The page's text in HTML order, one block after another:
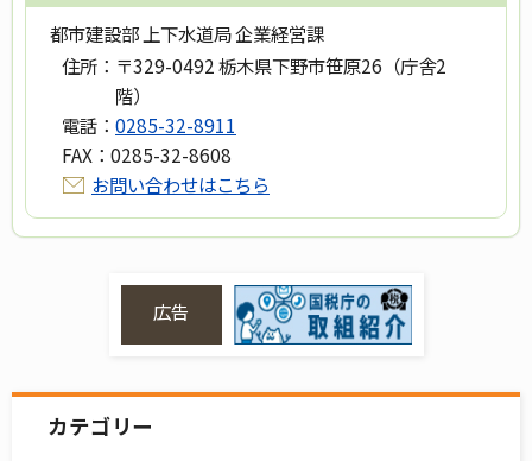
都市建設部 上下水道局 企業経営課
住所： 〒329-0492 栃木県下野市笹原26（庁舎2
階）
電話： 0285-32-8911
FAX： 0285-32-8608
お問い合わせはこちら
広告
カテゴリー